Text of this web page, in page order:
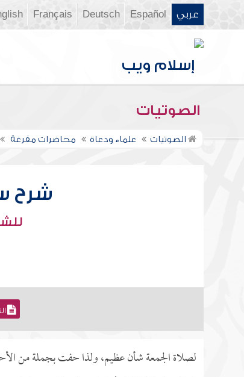
عربي Español
Deutsch
Français
الصوتيات
الصوتيات علماء ودعاة محاضرات مفرغة
شرح
لصلاة الجمعة شأن عظيم، ولذا حفت بجملة من